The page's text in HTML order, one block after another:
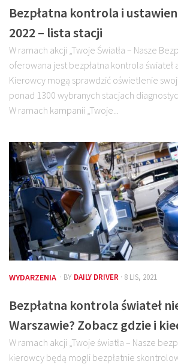
Bezpłatna kontrola i
2022 – lista stacji
W ramach akcji „Twoje Światła – Nasze
oferowana jest bezpłatna kontrola świateł
Kierowcy mogą sprawdzić oświetlenie
ponad 1300 wybranych stacjach
W ramach kampanii „Twoje...
WYDARZENIA · BY DAILY DRIVER · 8 LIS, 2021
Bezpłatna kontrola świateł
Warszawie? Zobacz gdzie i
W ramach akcji „Twoje światła – Nasze
kierowcy będą mogli bezpłatnie